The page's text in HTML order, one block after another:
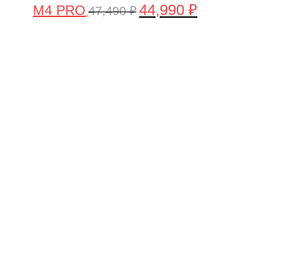
M4 PRO 47,490₽ Первоначальная
44,990 ₽